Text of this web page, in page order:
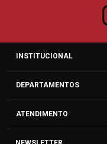
INSTITUCIONAL
DEPARTAMENTOS
ATENDIMENTO